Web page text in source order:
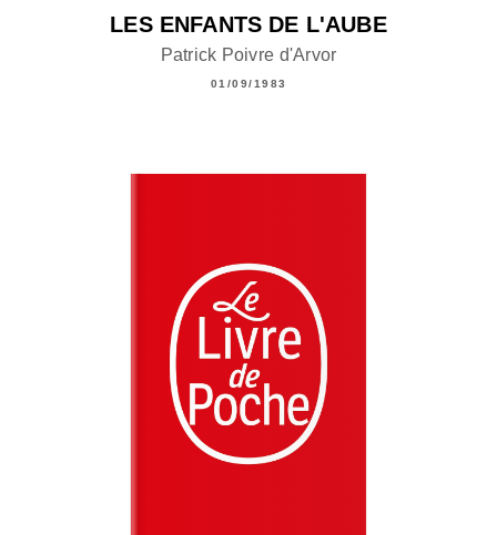
LES ENFANTS DE L'AUBE
Patrick Poivre d'Arvor
01/09/1983